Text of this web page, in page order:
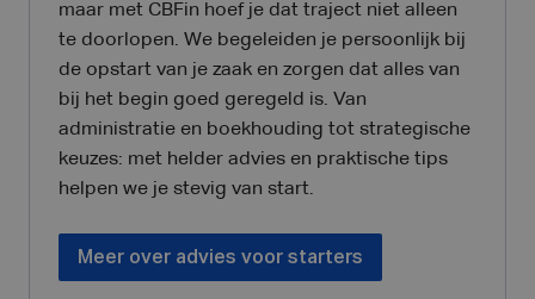
maar met CBFin hoef je dat traject niet alleen
te doorlopen. We begeleiden je persoonlijk bij
de opstart van je zaak en zorgen dat alles van
bij het begin goed geregeld is. Van
administratie en boekhouding tot strategische
keuzes: met helder advies en praktische tips
helpen we je stevig van start.
Meer over advies voor starters